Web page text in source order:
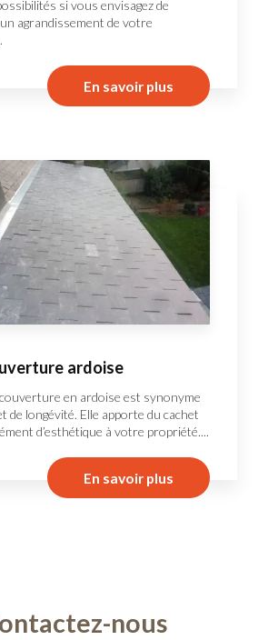
si vous envisagez de
agrandissement de votre
En savoir plus
ardoise
en ardoise est synonyme
de longévité. Elle apporte du cachet
d’esthétique à votre propriété....
En savoir plus
nous